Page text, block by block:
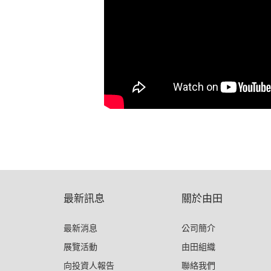
最新訊息
最新消息
展覽活動
向投資人報告
關於由田
公司簡介
由田組織
聯絡我們